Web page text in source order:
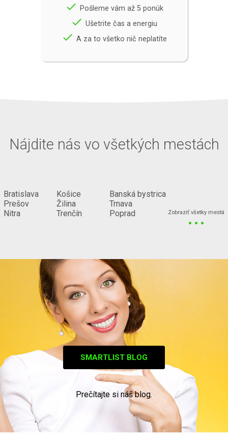
done Pošleme vám až 5 ponúk
done Ušetrite čas a energiu
done A za to všetko nič neplatíte
Nájdite nás vo všetkých mestách
Bratislava
Prešov
Nitra
Košice
Žilina
Trenčín
Banská bystrica
Trnava
Poprad
Zobraziť všetky mestá
...
SMARTLIST BLOG
Prečítajte si náš blog.